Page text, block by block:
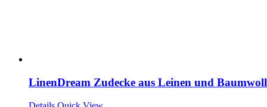
LinenDream Zudecke aus Leinen und